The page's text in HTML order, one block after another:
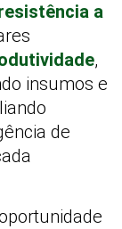
a
,
insumos e
de